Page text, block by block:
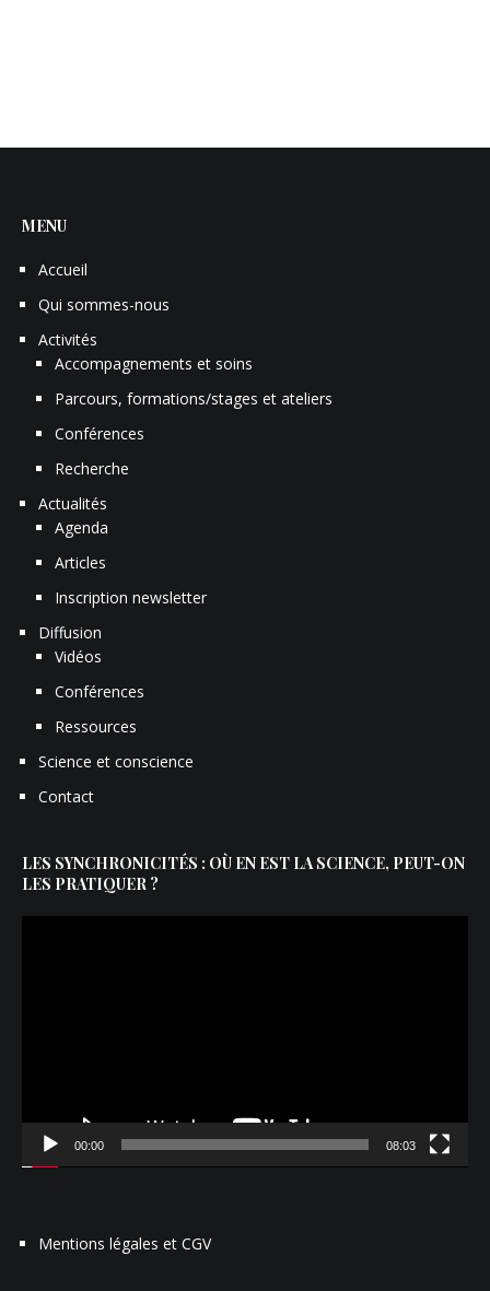
MENU
Accueil
Qui sommes-nous
Activités
Accompagnements et soins
Parcours, formations/stages et ateliers
Conférences
Recherche
Actualités
Agenda
Articles
Inscription newsletter
Diffusion
Vidéos
Conférences
Ressources
Science et conscience
Contact
LES SYNCHRONICITÉS : OÙ EN EST LA SCIENCE, PEUT-ON
LES PRATIQUER ?
00:00 08:03
Mentions légales et CGV